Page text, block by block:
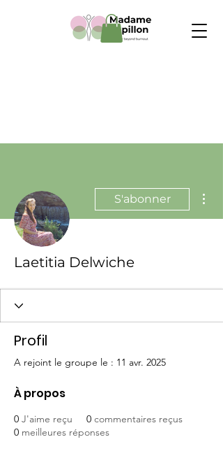
S'abonner
Laetitia Delwiche
Profil
A rejoint le groupe le : 11 avr. 2025
À propos
0 J'aime reçu 0 commentaires reçus
0 meilleures réponses